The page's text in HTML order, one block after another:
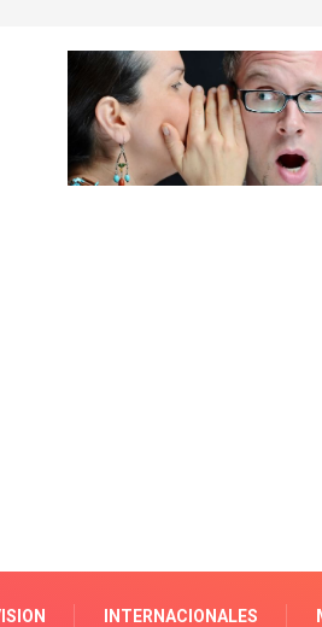
INTERNACIONALES